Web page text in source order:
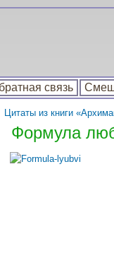
связь
Цитаты из книги
Формула